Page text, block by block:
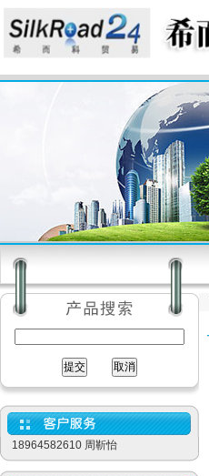
18964582610 周靳怡